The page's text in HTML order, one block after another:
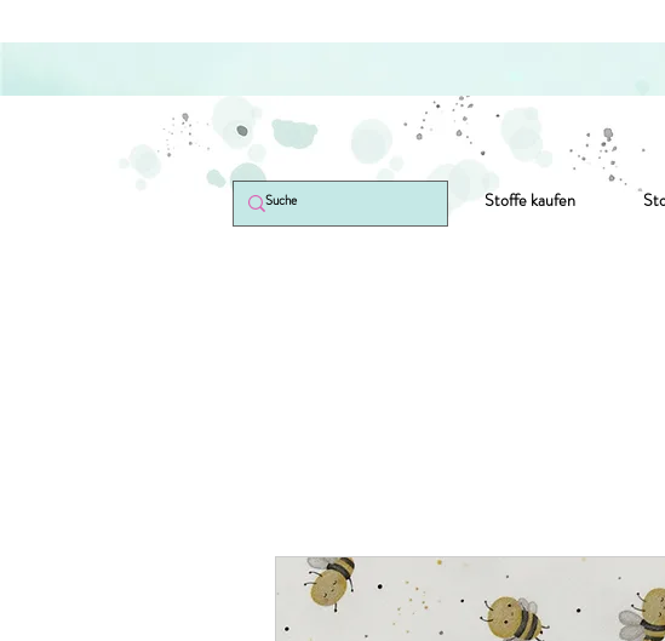
Stoffe kaufen